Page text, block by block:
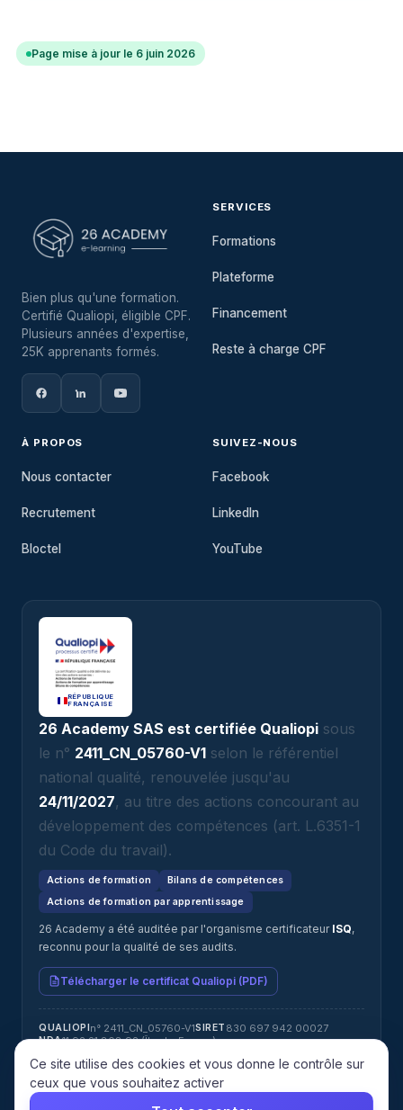
Page mise à jour le 6 juin 2026
Bien plus qu'une formation.
Certifié Qualiopi, éligible CPF.
Plusieurs années d'expertise,
25K apprenants formés.
SERVICES
Formations
Plateforme
Financement
Reste à charge CPF
À PROPOS
Nous contacter
Recrutement
Bloctel
SUIVEZ-NOUS
Facebook
LinkedIn
YouTube
RÉPUBLIQUE
FRANÇAISE
26 Academy SAS est certifiée Qualiopi sous
le n° 2411_CN_05760-V1 selon le référentiel
national qualité, renouvelée jusqu'au
24/11/2027, au titre des actions concourant au
développement des compétences (art. L.6351-1
du Code du travail).
Actions de formation
Bilans de compétences
Actions de formation par apprentissage
26 Academy a été auditée par l'organisme certificateur ISQ,
reconnu pour la qualité de ses audits.
Télécharger le certificat Qualiopi (PDF)
QUALIOPI n° 2411_CN_05760-V1SIRET 830 697 942 00027
NDA11 92 21 808 92 (Île-de-France)
CERTIFICATEURISQ
Ce site utilise des cookies et vous donne le contrôle sur
ceux que vous souhaitez activer